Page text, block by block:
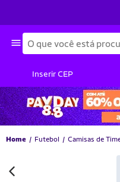
Busca
Inserir CEP
Home Futebol Camisas de
-